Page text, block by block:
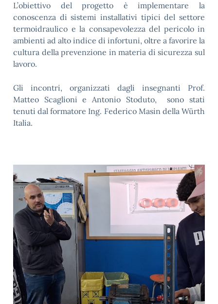
L’obiettivo del progetto è implementare la
conoscenza di sistemi installativi tipici del settore
termoidraulico e la consapevolezza del pericolo in
ambienti ad alto indice di infortuni, oltre a favorire la
cultura della prevenzione in materia di sicurezza sul
lavoro.
Gli incontri, organizzati dagli insegnanti Prof.
Matteo Scaglioni e Antonio Stoduto, sono stati
tenuti dal formatore Ing. Federico Masin della Würth
Italia.